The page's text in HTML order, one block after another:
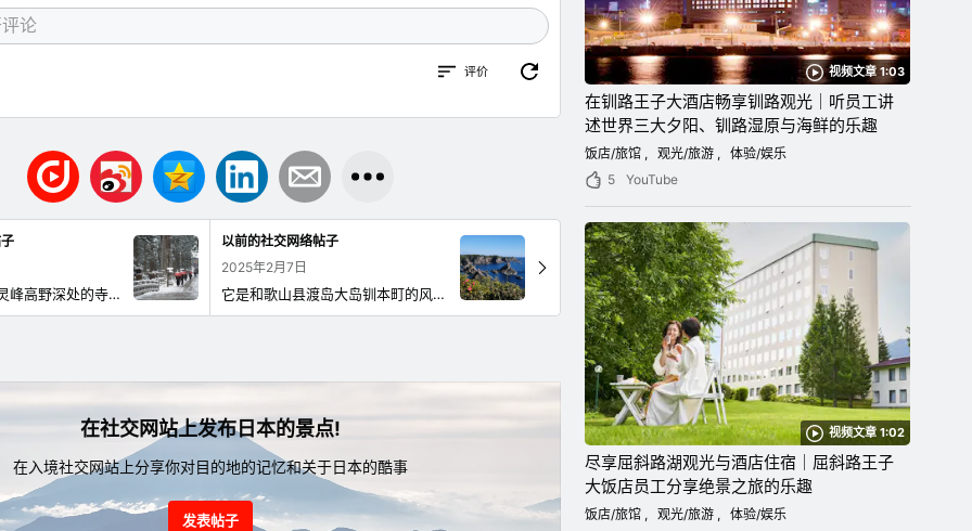
评价
弘法大师睡觉的灵峰高野深处的寺庙，即使在冬天也不乏朝圣者。
以前的社交网络帖子
2025年2月7日
它是和歌山县渡岛大岛钏本町的风景名胜。 在悬崖尽头可以看到的是鹿之崎灯塔。 这也是著名的岩钓之一。
在社交网站上发布日本的景点!
在入境社交网站上分享你对目的地的记忆和关于日本的酷事
发表帖子
视频文章 1:03
在钏路王子大酒店畅享钏路观光｜听员工讲
述世界三大夕阳、钏路湿原与海鲜的乐趣
饭店/旅馆 观光/旅游
体验/娱乐
5
YouTube
视频文章 1:02
尽享屈斜路湖观光与酒店住宿｜屈斜路王子
大饭店员工分享绝景之旅的乐趣
饭店/旅馆 观光/旅游
体验/娱乐